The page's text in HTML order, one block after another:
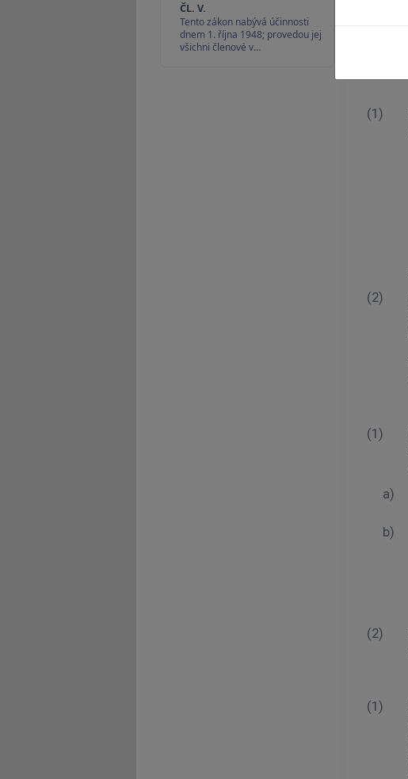
ČL. V.
Tento zákon nabývá účinnosti
dnem 1. října 1948; provedou jej
všichni členové v…
(1)
(2)
(1)
a)
b)
(2)
(1)